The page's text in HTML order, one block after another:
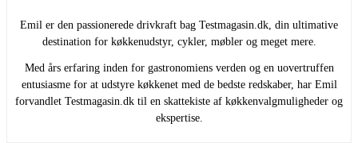
Emil er den passionerede drivkraft bag Testmagasin.dk, din ultimative
destination for køkkenudstyr, cykler, møbler og meget mere.
Med års erfaring inden for gastronomiens verden og en uovertruffen
entusiasme for at udstyre køkkenet med de bedste redskaber, har Emil
forvandlet Testmagasin.dk til en skattekiste af køkkenvalgmuligheder og
ekspertise.